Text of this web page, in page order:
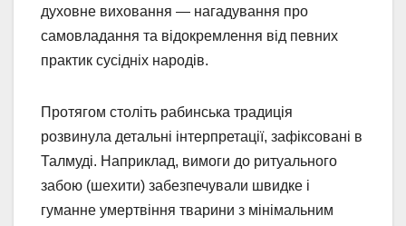
духовне виховання — нагадування про
самовладання та відокремлення від певних
практик сусідніх народів.
Протягом століть рабинська традиція
розвинула детальні інтерпретації, зафіксовані в
Талмуді. Наприклад, вимоги до ритуального
забою (шехити) забезпечували швидке і
гуманне умертвіння тварини з мінімальним